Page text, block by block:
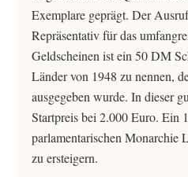
Exemplare geprägt. Der
Repräsentativ für das
Geldscheinen ist ein 50 DM
Länder von 1948 zu nennen,
ausgegeben wurde. In dieser
Startpreis bei 2.000 Euro. Ein
parlamentarischen Monarchie
zu ersteigern.